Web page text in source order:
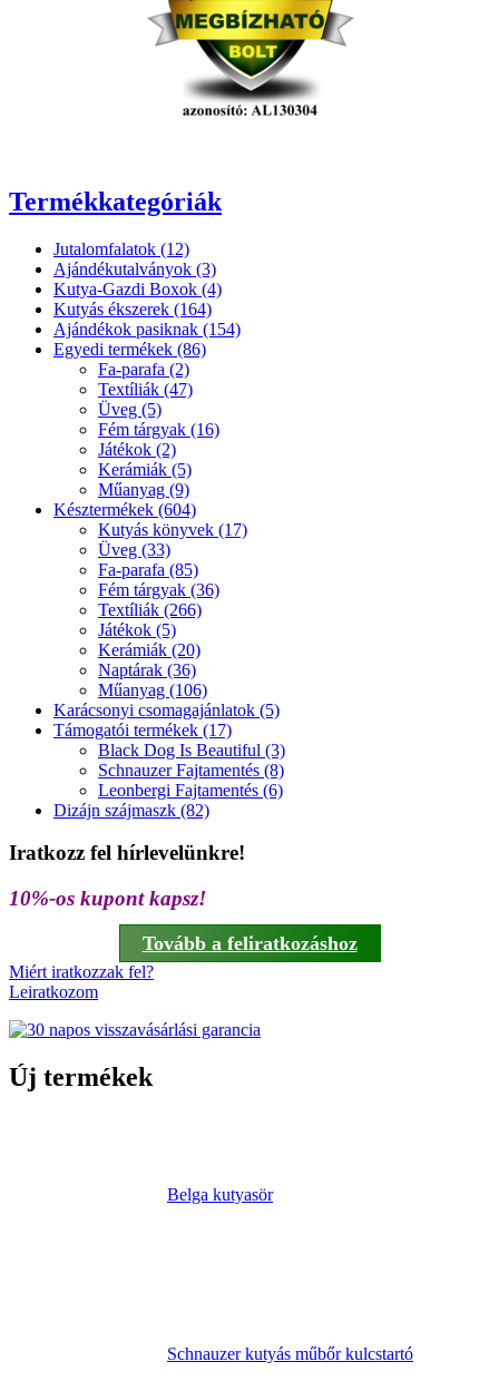
Termékkategóriák
Jutalomfalatok (12)
Ajándékutalványok (3)
Kutya-Gazdi Boxok (4)
Kutyás ékszerek (164)
Ajándékok pasiknak (154)
Egyedi termékek (86)
Fa-parafa (2)
Textíliák (47)
Üveg (5)
Fém tárgyak (16)
Játékok (2)
Kerámiák (5)
Műanyag (9)
Késztermékek (604)
Kutyás könyvek (17)
Üveg (33)
Fa-parafa (85)
Fém tárgyak (36)
Textíliák (266)
Játékok (5)
Kerámiák (20)
Naptárak (36)
Műanyag (106)
Karácsonyi csomagajánlatok (5)
Támogatói termékek (17)
Black Dog Is Beautiful (3)
Schnauzer Fajtamentés (8)
Leonbergi Fajtamentés (6)
Dizájn szájmaszk (82)
Iratkozz fel hírlevelünkre!
10%-os kupont kapsz!
Tovább a feliratkozáshoz
Miért iratkozzak fel?
Leiratkozom
Új termékek
Belga kutyasör
Schnauzer kutyás műbőr kulcstartó